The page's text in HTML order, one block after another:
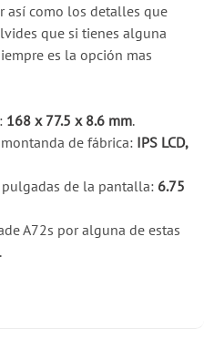
así como los detalles que
que si tienes alguna
es la opción mas
168 x 77.5 x 8.6 mm.
de fábrica: IPS LCD,
de la pantalla: 6.75
A72s por alguna de estas